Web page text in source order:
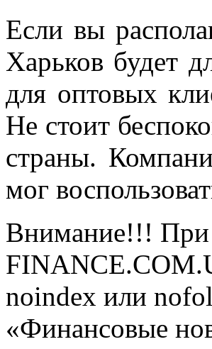
Если вы
Харьков будет
для оптовых
Не стоит
страны.
мог
Внимание!!! При
noindex или
«Финансовые